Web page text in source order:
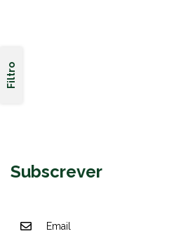
Filtro
Subscrever